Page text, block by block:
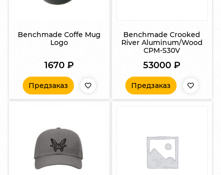
Benchmade Coffe Mug
Logo
1670 ₽
Предзаказ
Benchmade Crooked
River Aluminum/Wood
CPM-S30V
53000₽
Предзаказ